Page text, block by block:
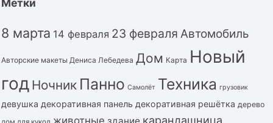
Метки
8 марта 14 февраля 23 февраля Автомобиль
Авторские макеты Дениса Лебедева Дом Карта Новый
год Ночник Панно Самолёт Техника грузовик
девушка декоративная панель декоративная решётка дерево
животные здание карандашница